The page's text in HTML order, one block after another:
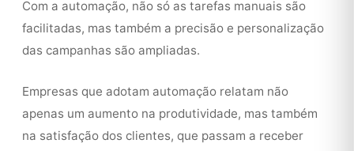
Com a automação, não só as tarefas manuais são
facilitadas, mas também a precisão e personalização
das campanhas são ampliadas.
Empresas que adotam automação relatam não
apenas um aumento na produtividade, mas também
na satisfação dos clientes, que passam a receber